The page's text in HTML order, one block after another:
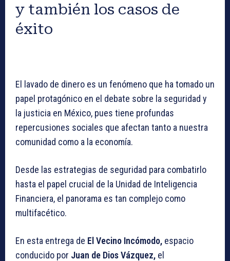
y también los casos de
éxito
El lavado de dinero es un fenómeno que ha tomado un
papel protagónico en el debate sobre la seguridad y
la justicia en México, pues tiene profundas
repercusiones sociales que afectan tanto a nuestra
comunidad como a la economía.
Desde las estrategias de seguridad para combatirlo
hasta el papel crucial de la Unidad de Inteligencia
Financiera, el panorama es tan complejo como
multifacético.
En esta entrega de El Vecino Incómodo, espacio
conducido por Juan de Dios Vázquez, el